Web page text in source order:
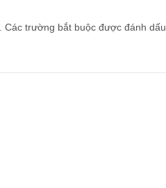
Các trường bắt buộc được đánh dấu